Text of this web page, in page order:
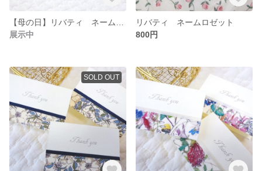
展示中
リバティ ネームロゼット
800円
SOLD OUT